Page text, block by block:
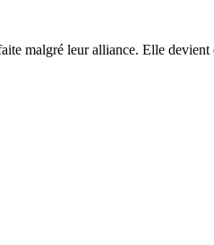
malgré leur alliance. Elle devient